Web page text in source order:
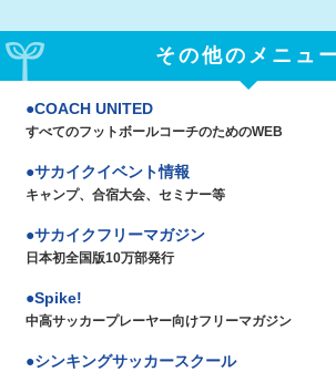
その他のメニュ
COACH UNITED
すべてのフットボールコーチのためのWEB
サカイクイベント情報
キャンプ、合宿大会、セミナー等
サカイクフリーマガジン
日本初全国版10万部発行
Spike!
中高サッカープレーヤー向けフリーマガジン
シンキングサッカースクール